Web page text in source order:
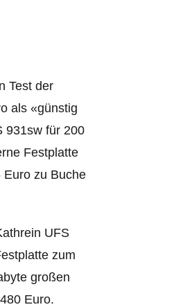
Test der
als «günstig
931sw für 200
Festplatte
Euro zu Buche
UFS
zum
großen
Euro.